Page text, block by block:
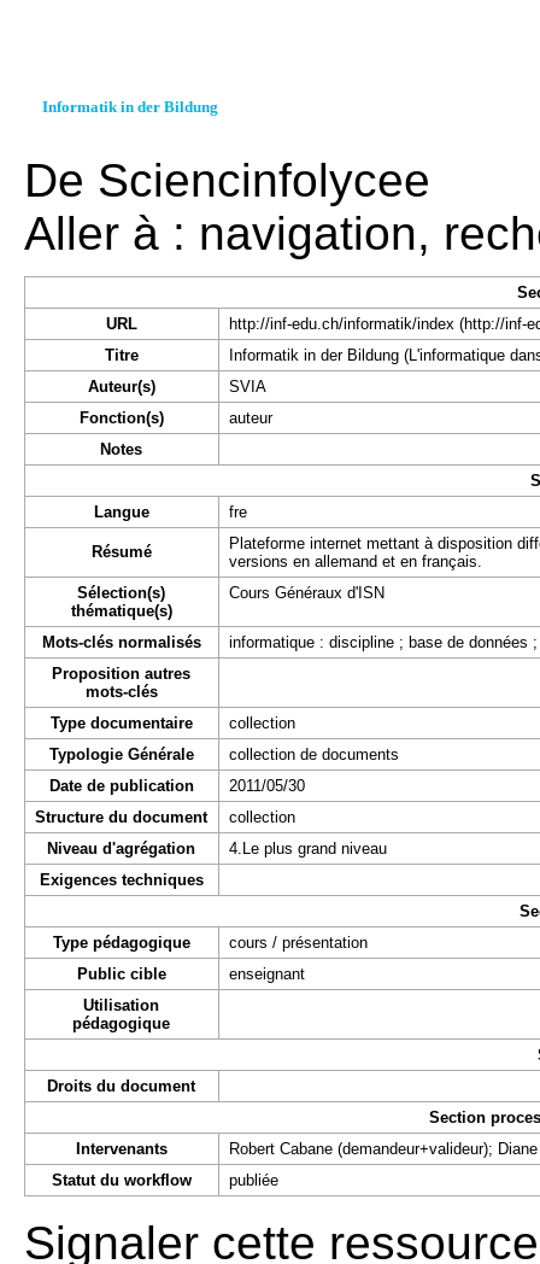
Informatik in der Bildung
De Sciencinfolycee
Aller à : navigation,
URL
http://inf-edu.ch/informatik/index
Titre
Informatik in der Bildung (L'informatique
Auteur(s)
SVIA
Fonction(s)
auteur
Notes
Langue
fre
Résumé
Plateforme internet mettant à disposition
versions en allemand et en français.
Sélection(s)
thématique(s)
Cours Généraux d'ISN
Mots-clés normalisés
informatique : discipline ; base de données
Proposition autres
mots-clés
Type documentaire
collection
Typologie Générale
collection de documents
Date de publication
2011/05/30
Structure du document
collection
Niveau d'agrégation
4.Le plus grand niveau
Exigences techniques
Type pédagogique
cours / présentation
Public cible
enseignant
Utilisation
pédagogique
Droits du document
Section
Intervenants
Robert Cabane (demandeur+valideur);
Statut du workflow
publiée
Signaler cette ressource